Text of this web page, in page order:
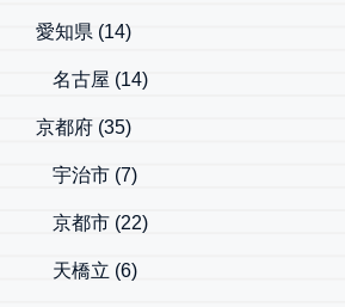
愛知県 (14)
名古屋 (14)
京都府 (35)
宇治市 (7)
京都市 (22)
天橋立 (6)